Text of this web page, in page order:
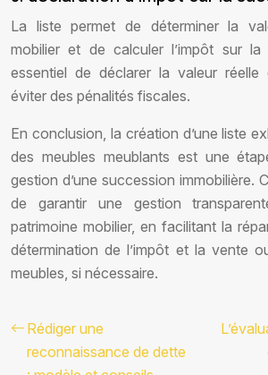
La liste permet de déterminer la
mobilier et de calculer l’impôt sur
essentiel de déclarer la valeur réelle
éviter des pénalités fiscales.
En conclusion, la création d’une liste
des meubles meublants est une
gestion d’une succession immobilière.
de garantir une gestion
patrimoine mobilier, en facilitant la
détermination de l’impôt et la vente
meubles, si nécessaire.
Rédiger une
reconnaissance de dette